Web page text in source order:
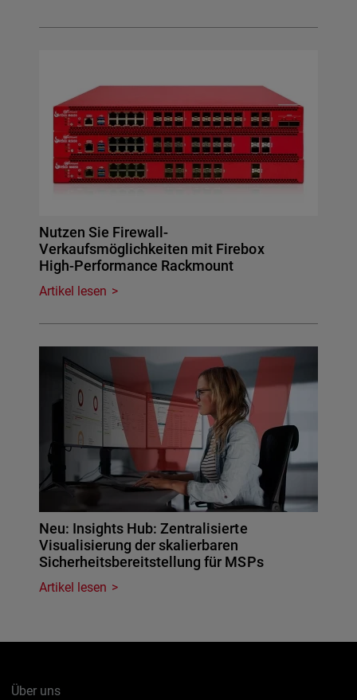
Nutzen Sie Firewall-
Verkaufsmöglichkeiten mit Firebox
High-Performance Rackmount
Artikel lesen
Neu: Insights Hub: Zentralisierte
Visualisierung der skalierbaren
Sicherheitsbereitstellung für MSPs
Artikel lesen
Über uns